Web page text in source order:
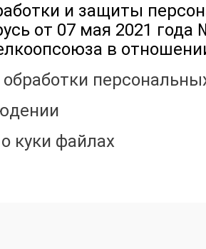
и защиты
от 07 мая 2021
в
куки файлах